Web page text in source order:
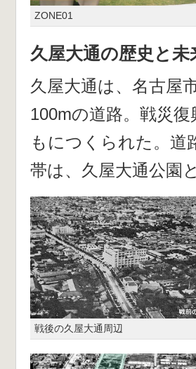
ZONE01
久屋大通の歴史と未
久屋大通は、名古屋
100mの道路。戦災
もにつくられた。道
帯は、久屋大通公園
戦後の久屋大通周辺